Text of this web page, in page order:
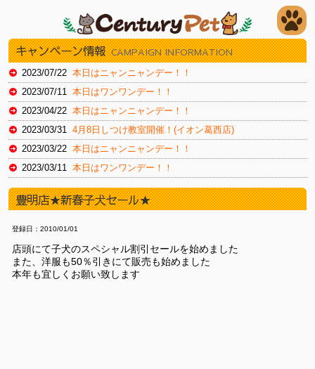
キャンペーン情報 CAMPAIGN INFORMATION
2023/07/22 本日はニャンニャンデー！！
2023/07/11 本日はワンワンデー！！
2023/04/22 本日はニャンニャンデー！！
2023/03/31 4月8日しつけ教室開催！(イオン葛西店)
2023/03/22 本日はニャンニャンデー！！
2023/03/11 本日はワンワンデー！！
2023/02/22本日はスーパーニャンニャンデー！
2023/02/11本日はワンワンデー！
2023/01/30本日はイオンお客様感謝デー（新浦安店）
2023/01/20 本日はイオンお客様感謝デー（新浦安店）
2022/12/22本日はニャンニャンデー！
2022/12/16 本日より12/27火までチラシセール！（湘南藤沢店）
豊明店★新春子犬セール★
登録日：2010/01/01
店頭にて子犬のスペシャル割引セールを始めました
また、洋服も50％引きにて販売も始めました
本年も宜しくお願い致します